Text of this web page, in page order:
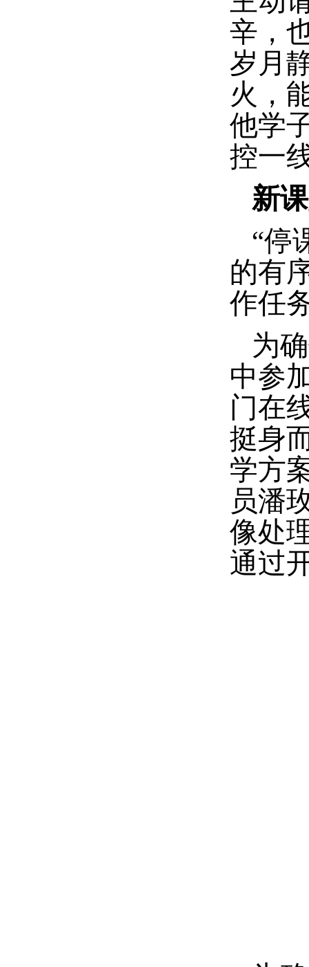
辛，
岁月
火，
他学
控一
新
“停
的有
作任
为
中参
门在
挺身
学方
员潘
像处
通过